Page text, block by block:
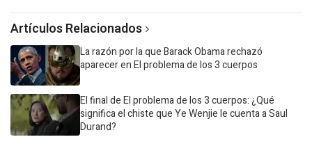
Artículos Relacionados
La razón por la que Barack Obama rechazó
aparecer en El problema de los 3 cuerpos
El final de El problema de los 3 cuerpos: ¿Qué
significa el chiste que Ye Wenjie le cuenta a Saul
Durand?